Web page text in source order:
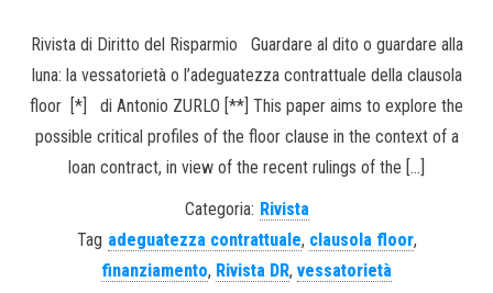
Rivista di Diritto del Risparmio Guardare al dito o guardare alla
luna: la vessatorietà o l’adeguatezza contrattuale della clausola
floor [*] di Antonio ZURLO [**] This paper aims to explore the
possible critical profiles of the floor clause in the context of a
loan contract, in view of the recent rulings of the […]
Categoria: Rivista
Tag adeguatezza contrattuale, clausola floor,
finanziamento, Rivista DR, vessatorietà